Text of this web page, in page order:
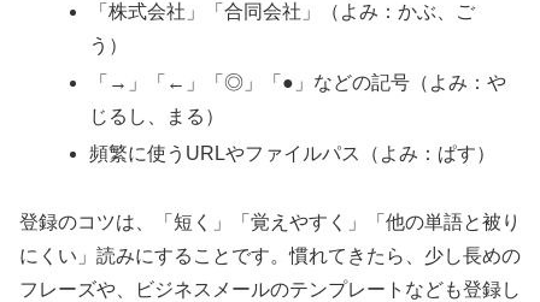
「株式会社」「合同会社」（よみ：かぶ、ご
う）
「→」「←」「◎」「●」などの記号（よみ：や
じるし、まる）
頻繁に使うURLやファイルパス（よみ：ぱす）
登録のコツは、「短く」「覚えやすく」「他の単語と被り
にくい」読みにすることです。慣れてきたら、少し長めの
フレーズや、ビジネスメールのテンプレートなども登録し